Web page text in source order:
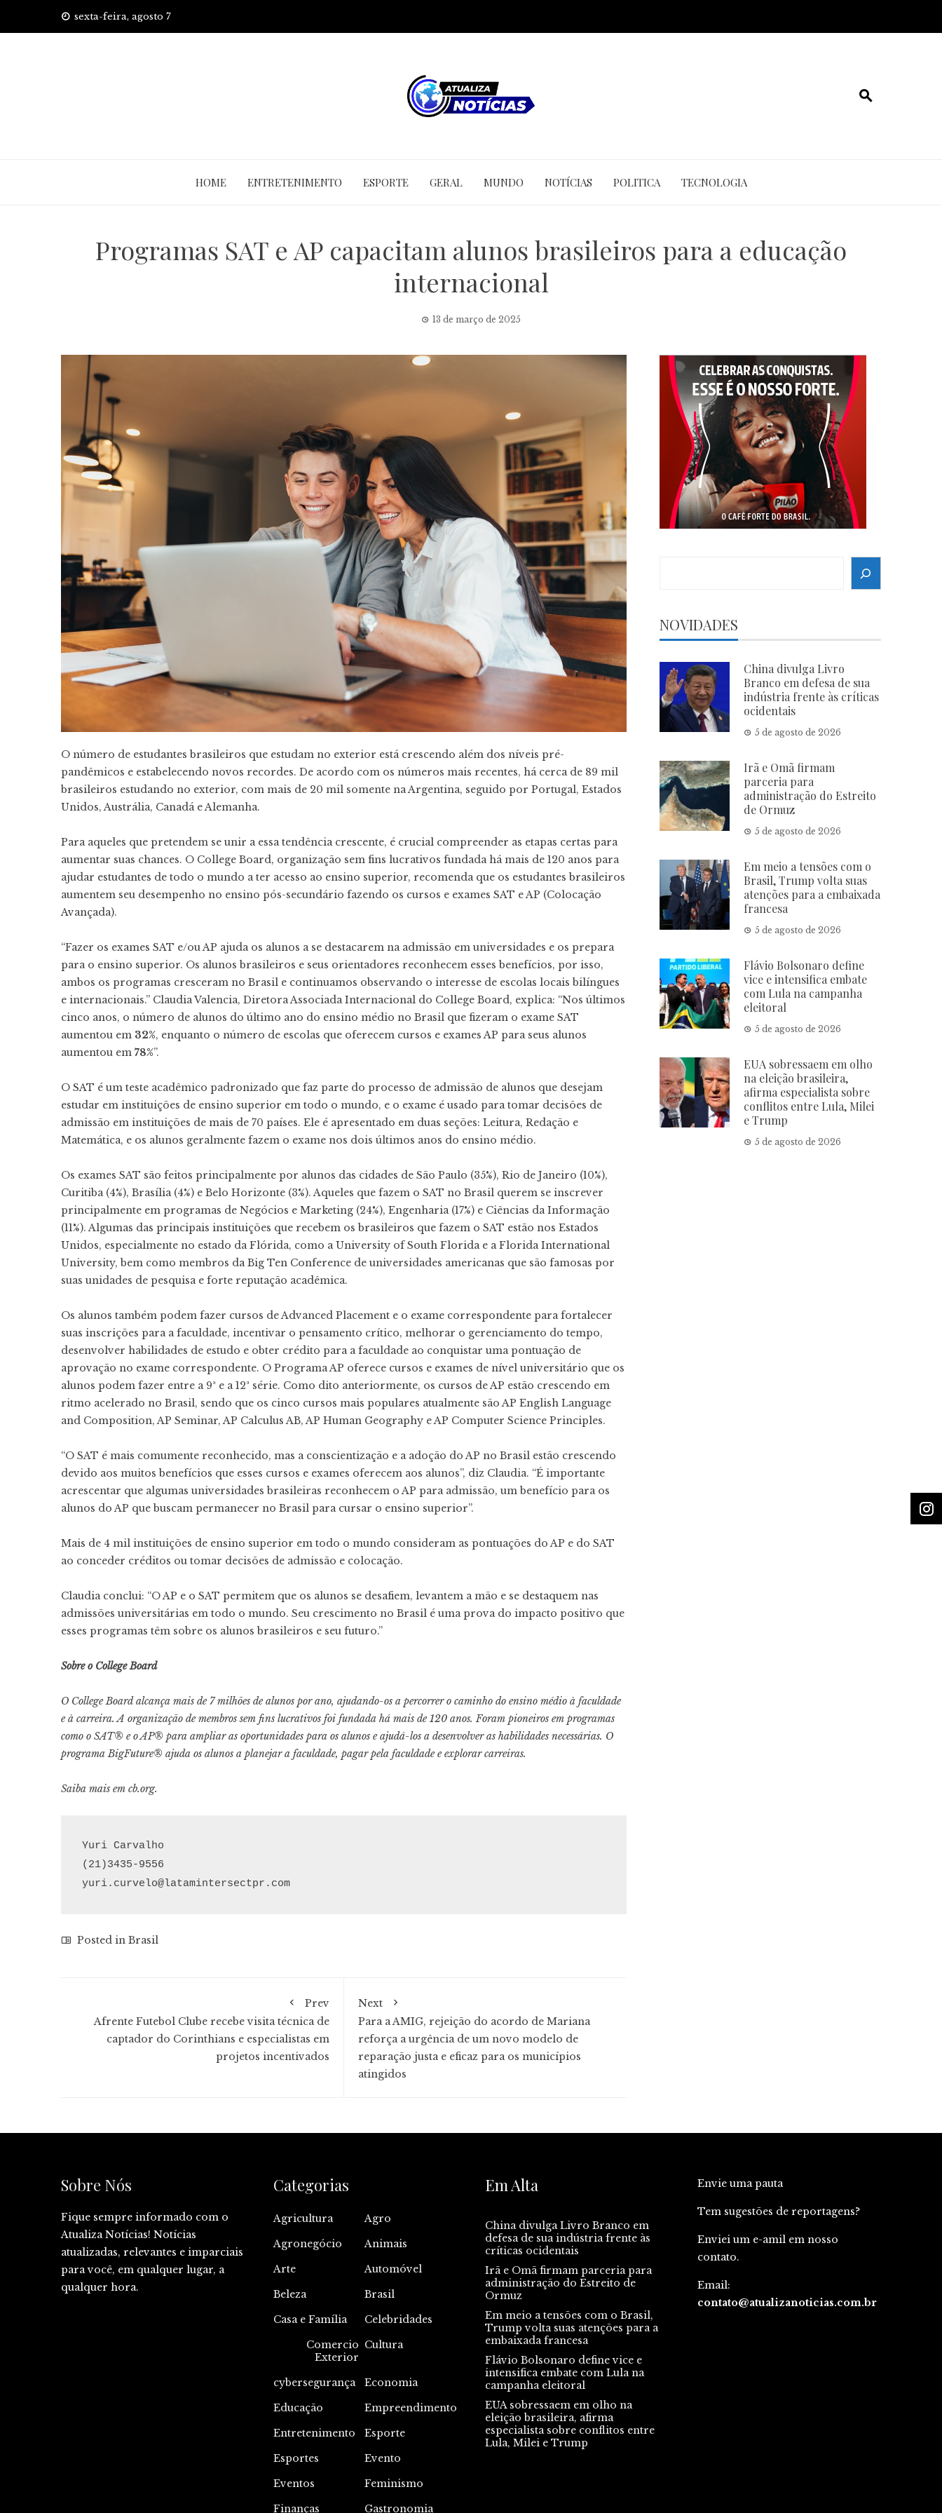
sexta-feira, agosto 7
HOME ENTRETENIMENTO ESPORTE GERAL MUNDO NOTÍCIAS POLITICA TECNOLOGIA
Programas SAT e AP capacitam alunos brasileiros para a educação
internacional
13 de março de 2025
O número de estudantes brasileiros que estudam no exterior está crescendo além dos níveis pré-
pandêmicos e estabelecendo novos recordes. De acordo com os números mais recentes, há cerca de 89 mil
brasileiros estudando no exterior, com mais de 20 mil somente na Argentina, seguido por Portugal, Estados
Unidos, Austrália, Canadá e Alemanha.
Para aqueles que pretendem se unir a essatendência crescente, é crucial compreender as etapas certas para
aumentar suas chances. O College Board, organização sem fins lucrativos fundada há mais de 120 anos para
ajudar estudantes de todo o mundo a ter acesso ao ensino superior, recomenda que os estudantes brasileiros
aumentem seu desempenho no ensino pós-secundário fazendo os cursos e exames SAT eAP (Colocação
Avançada).
“Fazer os exames SAT e/ou AP ajuda os alunos a se destacarem na admissão em universidades e os prepara
para o ensino superior. Os alunos brasileiros e seus orientadores reconhecem esses benefícios, por isso,
ambos os programas cresceram no Brasil e continuamos observando o interesse de escolas locais bilíngues
e internacionais.” Claudia Valencia, Diretora Associada Internacional do College Board, explica: “Nos últimos
cinco anos, o número de alunos do último ano do ensino médio no Brasil que fizeram o exame SAT
aumentou em 32%, enquanto o número de escolas que oferecem cursos e exames AP para seus alunos
aumentou em 78%”.
O SAT é um teste acadêmico padronizado que faz parte do processo de admissão de alunos que desejam
estudar em instituições de ensino superior em todo o mundo, e o exame é usado para tomar decisões de
admissão em instituições de mais de 70 países. Ele é apresentado em duas seções: Leitura, Redação e
Matemática, e os alunos geralmente fazem o exame nos dois últimos anos do ensino médio.
Os exames SAT são feitos principalmente por alunos das cidades de São Paulo (35%), Rio de Janeiro (10%),
Curitiba (4%), Brasília (4%) e Belo Horizonte (3%). Aqueles que fazem o SAT no Brasil querem se inscrever
principalmente em programas de Negócios e Marketing (24%), Engenharia (17%) e Ciências da Informação
(11%). Algumas das principais instituições que recebem os brasileiros que fazem o SAT estão nos Estados
Unidos, especialmente no estado da Flórida, como a University of South Florida e a Florida International
University, bem como membros da Big Ten Conference de universidades americanas que são famosas por
suas unidades de pesquisa e forte reputação acadêmica.
Os alunos também podem fazer cursos de Advanced Placement e o exame correspondente para fortalecer
suas inscrições para a faculdade, incentivar o pensamento crítico, melhorar o gerenciamento do tempo,
desenvolver habilidades de estudo e obter crédito para a faculdade ao conquistar uma pontuação de
aprovação no exame correspondente. O Programa AP oferece cursos e exames de nível universitário que os
alunos podem fazer entre a 9ª e a 12ª série. Como dito anteriormente, os cursos de AP estão crescendo em
ritmo acelerado no Brasil, sendo que os cinco cursos mais populares atualmente são AP English Language
and Composition, AP Seminar, AP Calculus AB, AP Human Geography e AP Computer Science Principles.
“O SAT é mais comumente reconhecido, mas a conscientização e a adoção do AP no Brasil estão crescendo
devido aos muitos benefícios que esses cursos e exames oferecem aos alunos”, diz Claudia. “É importante
acrescentar que algumas universidades brasileiras reconhecem o AP para admissão, um benefício para os
alunos do AP que buscam permanecer no Brasil para cursar o ensino superior”.
Mais de 4 mil instituições de ensino superior em todo o mundo consideram as pontuações do AP e do SAT
ao conceder créditos ou tomar decisões de admissão e colocação.
Claudia conclui: “O AP e o SAT permitem que os alunos se desafiem, levantem a mão e se destaquem nas
admissões universitárias em todo o mundo. Seu crescimento no Brasil é uma prova do impacto positivo que
esses programas têm sobre os alunos brasileiros e seu futuro.”
Sobre o College Board
O College Board alcança mais de 7 milhões de alunos por ano, ajudando-os a percorrer o caminho do ensino médio à faculdade
e à carreira. A organização de membros sem fins lucrativos foi fundada há mais de 120 anos. Foram pioneiros em programas
como o SAT® e o AP® para ampliar as oportunidades para os alunos e ajudá-los a desenvolver as habilidades necessárias. O
programa BigFuture® ajuda os alunos a planejar a faculdade, pagar pela faculdade e explorar carreiras.
Saiba mais em cb.org.
Yuri Carvalho
yuri.curvelo@latamintersectpr.com
Posted in Brasil
Prev
Afrente Futebol Clube recebe visita técnica de
captador do Corinthians e especialistas em
projetos incentivados
Next
Para a AMIG, rejeição do acordo de Mariana
reforça a urgência de um novo modelo de
reparação justa e eficaz para os municípios
atingidos
NOVIDADES
China divulga Livro
Branco em defesa de sua
indústria frente às críticas
ocidentais
5 de agosto de 2026
Irã e Omã firmam
parceria para
administração do Estreito
de Ormuz
5 de agosto de 2026
Em meio a tensões com o
Brasil, Trump volta suas
atenções para a embaixada
francesa
5 de agosto de 2026
Flávio Bolsonaro define
vice e intensifica embate
com Lula na campanha
eleitoral
5 de agosto de 2026
EUA sobressaem em olho
na eleição brasileira,
afirma especialista sobre
conflitos entre Lula, Milei
e Trump
5 de agosto de 2026
Sobre Nós
Fique sempre informado com o
Atualiza Notícias! Notícias
atualizadas, relevantes e imparciais
para você, em qualquer lugar, a
qualquer hora.
Categorias
Agricultura
Agro
Agronegócio
Animais
Arte
Automóvel
Beleza
Brasil
Casa e Família
Celebridades
Comercio
Exterior
Cultura
cybersegurança
Economia
Educação
Empreendimento
Entretenimento
Esporte
Esportes
Evento
Eventos
Feminismo
Finanças
Gastronomia
Em Alta
China divulga Livro Branco em
defesa de sua indústria frente às
críticas ocidentais
Irã e Omã firmam parceria para
administração do Estreito de
Ormuz
Em meio a tensões com o Brasil,
Trump volta suas atenções para a
embaixada francesa
Flávio Bolsonaro define vice e
intensifica embate com Lula na
campanha eleitoral
EUA sobressaem em olho na
eleição brasileira, afirma
especialista sobre conflitos entre
Lula, Milei e Trump
Envie uma pauta
Tem sugestões de reportagens?
Enviei um e-amil em nosso
contato.
Email:
contato@atualizanoticias.com.br